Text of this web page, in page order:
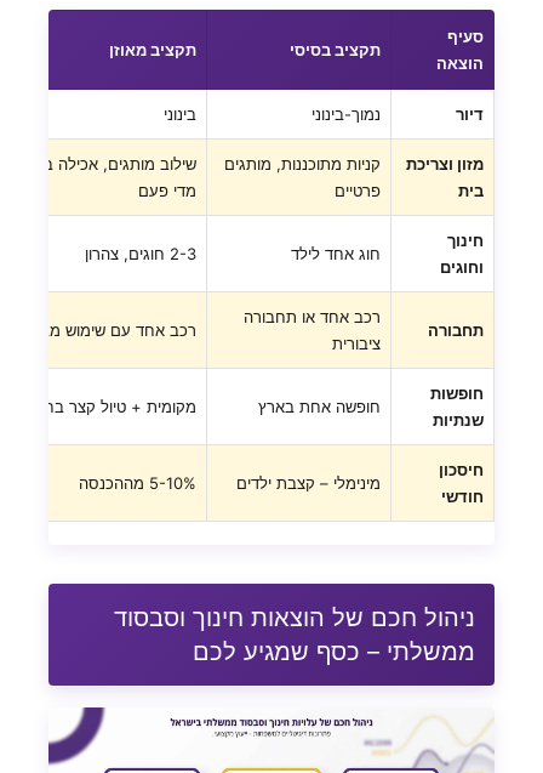
סעיף
הוצאה
תקציב בסיסי תקציב מאוזן
דיור נמוך-בינוני בינוני
מזון וצריכת
בית
קניות מתוכננות, מותגים
פרטיים
שילוב מותגים, אכילה בחוץ
מדי פעם
חינוך
וחוגים
חוג אחד לילד 2-3 חוגים, צהרון
תחבורה
רכב אחד או תחבורה
ציבורית
רכב אחד עם שימוש מבוקר
חופשות
שנתיות
חופשה אחת בארץ מקומית + טיול קצר בחו"ל
חיסכון
חודשי
מינימלי – קצבת ילדים 5-10% מההכנסה
ניהול חכם של הוצאות חינוך וסבסוד
ממשלתי – כסף שמגיע לכם